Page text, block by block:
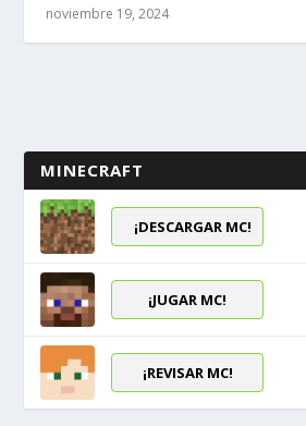
noviembre 19, 2024
MINECRAFT
¡DESCARGAR MC!
¡JUGAR MC!
¡REVISAR MC!